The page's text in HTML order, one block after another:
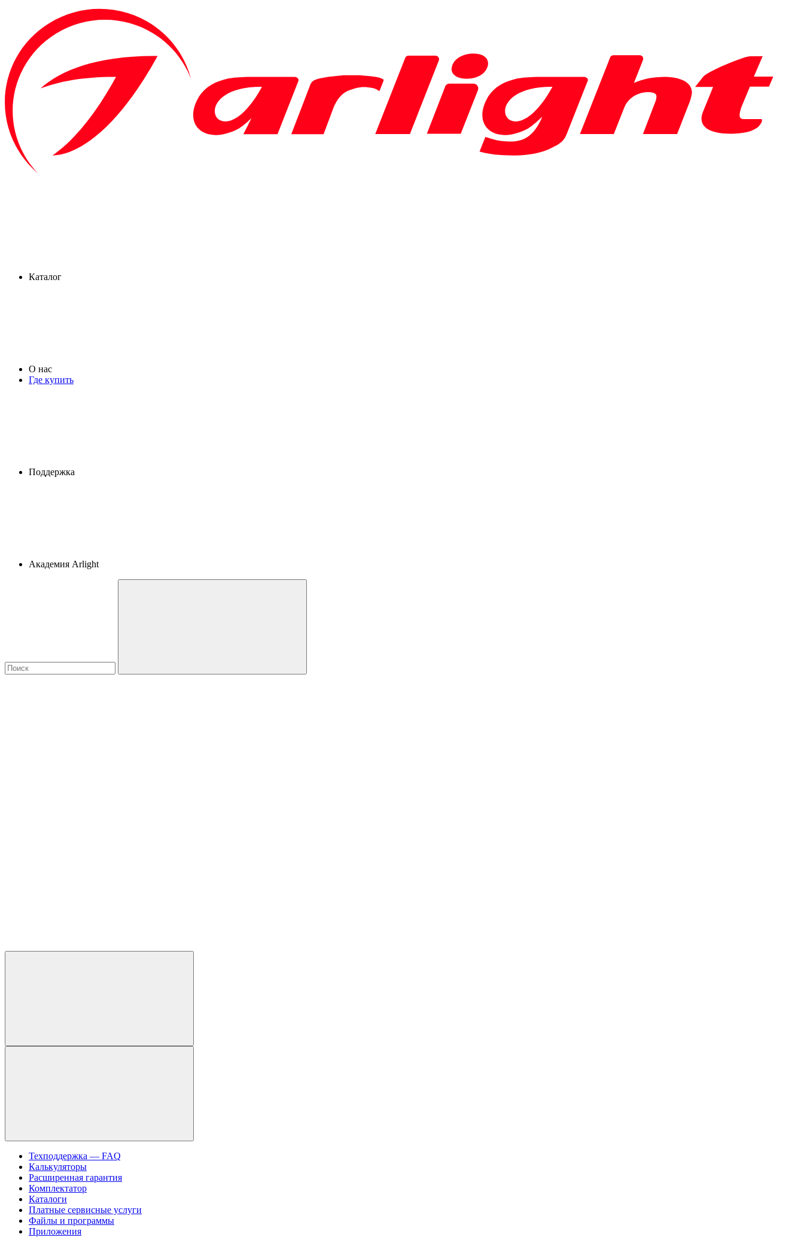
Каталог
О нас
Где купить
Поддержка
Академия Arlight
Техподдержка — FAQ
Калькуляторы
Расширенная гарантия
Комплектатор
Каталоги
Платные сервисные услуги
Файлы и программы
Приложения